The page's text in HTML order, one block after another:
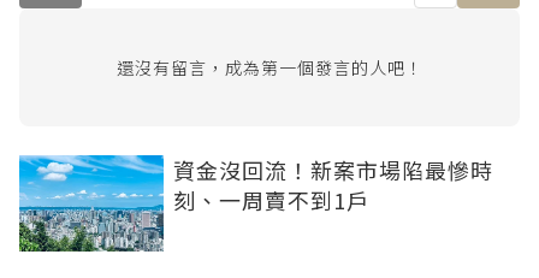
還沒有留言，成為第一個發言的人吧！
資金沒回流！新案市場陷最慘時
刻、一周賣不到1戶